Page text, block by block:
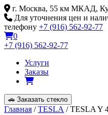
Skip
to
content
г. Москва, 55 км МКАД,
Для уточнения цен и
телефону +7 (916) 562-92-77
0
+7 (916) 562-92-77
Услуги
Заказы
🚗 Заказать стекло
Главная /TESLA / TESLA Y